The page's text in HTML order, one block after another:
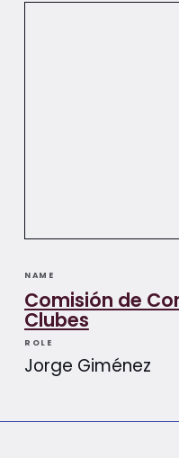
NAME
Comisión de
Clubes
ROLE
Jorge Giménez